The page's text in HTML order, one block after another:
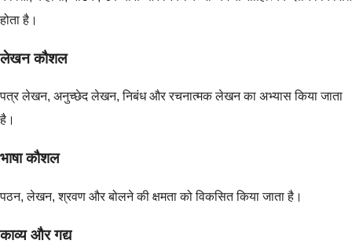
होता है।
लेखन कौशल
पत्र लेखन, अनुच्छेद लेखन, निबंध और रचनात्मक लेखन का अभ्यास किया जाता
है।
भाषा कौशल
पठन, लेखन, श्रवण और बोलने की क्षमता को विकसित किया जाता है।
काव्य और गद्य